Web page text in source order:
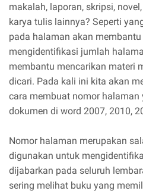
makalah, laporan, skripsi,
karya tulis lainnya? Seperti
pada halaman akan
mengidentifikasi jumlah
membantu mencarikan materi
dicari. Pada kali ini kita akan
cara membuat nomor halaman
dokumen di word 2007, 2010,
Nomor halaman merupakan
digunakan untuk
dijabarkan pada seluruh
sering melihat buku yang